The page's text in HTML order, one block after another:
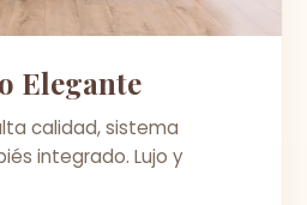
Elegante
calidad, sistema
integrado. Lujo y